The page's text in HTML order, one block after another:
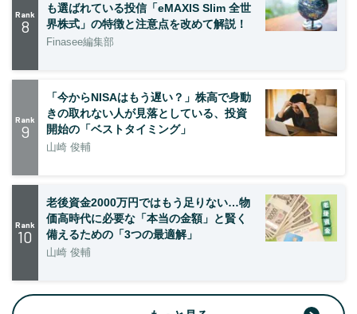
Rank
8
も選ばれている投信「eMAXIS Slim 全世
界株式」の特徴と注意点を改めて解説！
Finasee編集部
Rank
9
「今からNISAはもう遅い？」株高で身動
きの取れない人が見落としている、投資
開始の「ベストタイミング」
山崎 俊輔
Rank
10
老後資金2000万円ではもう足りない…物
価高時代に必要な「本当の金額」と賢く
備えるための「3つの最適解」
山崎 俊輔